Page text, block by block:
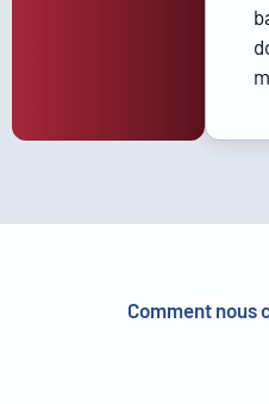
Comment nous